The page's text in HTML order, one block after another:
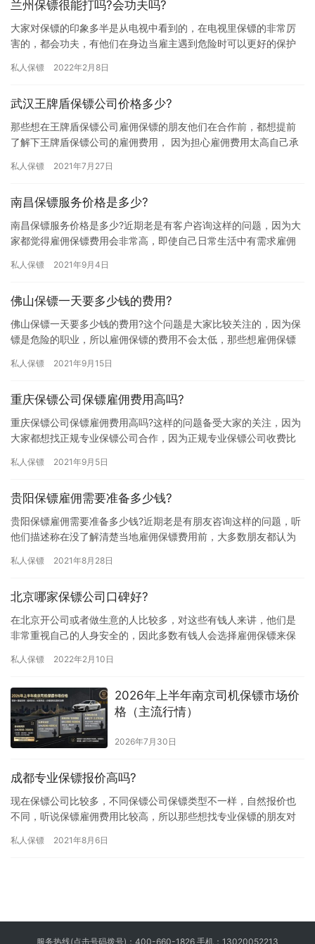
兰州保镖很能打吗?会功夫吗?
大家对保镖的印象多半是从电视中看到的，在电视里保镖的非常厉
害的，都会功夫，有他们在身边当雇主遇到危险时可以更好的保护
州保…
私人保镖 2022年2月8日
武汉王牌盾保镖公司价格多少?
那些想在王牌盾保镖公司雇佣保镖的朋友他们在合作前，都想提前
了解下王牌盾保镖公司的雇佣费用， 因为担心雇佣费用太高自己承
镖…
私人保镖 2021年7月27日
南昌保镖服务价格是多少?
南昌保镖服务价格是多少?近期老是有客户咨询这样的问题，因为大
家都觉得雇佣保镖费用会非常高，即使自己日常生活中有需求雇佣
佣费…
私人保镖 2021年9月4日
佛山保镖一天要多少钱的费用?
佛山保镖一天要多少钱的费用?这个问题是大家比较关注的，因为保
镖是危险的职业，所以雇佣保镖的费用不会太低，那些想雇佣保镖
的费…
私人保镖 2021年9月15日
重庆保镖公司保镖雇佣费用高吗?
重庆保镖公司保镖雇佣费用高吗?这样的问题备受大家的关注，因为
大家都想找正规专业保镖公司合作，因为正规专业保镖公司收费比
大…
私人保镖 2021年9月5日
贵阳保镖雇佣需要准备多少钱?
贵阳保镖雇佣需要准备多少钱?近期老是有朋友咨询这样的问题，听
他们描述称在没了解清楚当地雇佣保镖费用前，大多数朋友都认为
也不…
私人保镖 2021年8月28日
北京哪家保镖公司口碑好?
在北京开公司或者做生意的人比较多，对这些有钱人来讲，他们是
非常重视自己的人身安全的，因此多数有钱人会选择雇佣保镖来保
那北京…
私人保镖 2022年2月10日
2026年上半年南京司机保镖市场价
格（主流行情）
2026年7月30日
成都专业保镖报价高吗?
现在保镖公司比较多，不同保镖公司保镖类型不一样，自然报价也
不同，听说保镖雇佣费用比较高，所以那些想找专业保镖的朋友对
吗…
私人保镖 2021年8月6日
服务热线(点击号码拨号)： 400-660-1826 手机： 13020052213